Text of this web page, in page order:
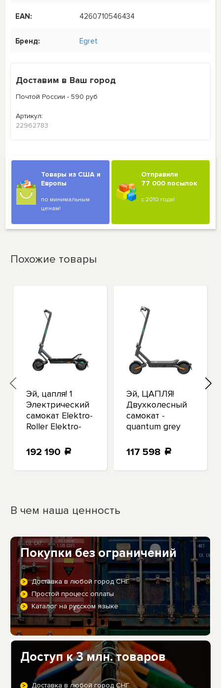
EAN: 4260710546434
Бренд: Egret
Доставим в Ваш город
Почтой России - 590 руб
Артикул:
22962783
Товары из США и
Европы
по минимальным
ценам!
Отправили
77 000 посылок
с 2010 года!
Похожие товары
Эй, цапля! 1
Электрический
самокат Elektro-
Roller Elektro-
мощностью 500
Ступенчатая
192 190 a
Эй, ЦАПЛЯ!
Двухколесный
самокат -
quantum grey
117 598 a
В чем наша ценность
Покупки без ограничений
Доставка в любой город СНГ
Простой процесс оплаты
Каталог на русском языке
Доступ к 3 млн. товаров
Доставка в любой город СНГ